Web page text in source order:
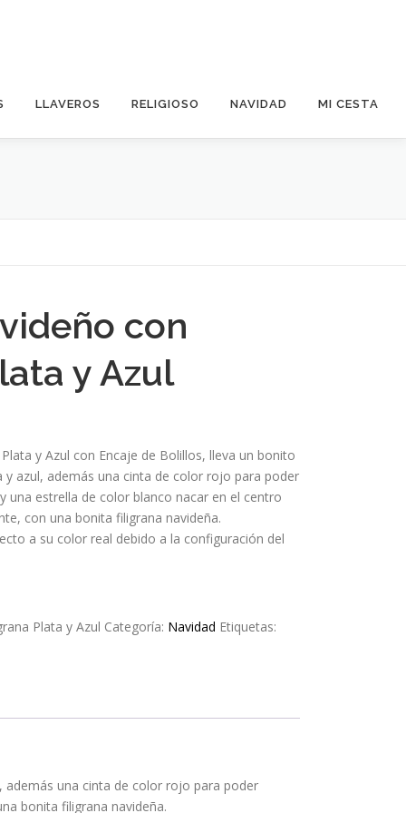
LLAVEROS RELIGIOSO NAVIDAD MI CESTA
con
y Azul
y Azul con Encaje de Bolillos, lleva un bonito
azul, además una cinta de color rojo para poder
una estrella de color blanco nacar en el centro
con una bonita filigrana navideña.
a su color real debido a la configuración del
Plata y Azul Categoría: Navidad Etiquetas:
además una cinta de color rojo para poder
bonita filigrana navideña.